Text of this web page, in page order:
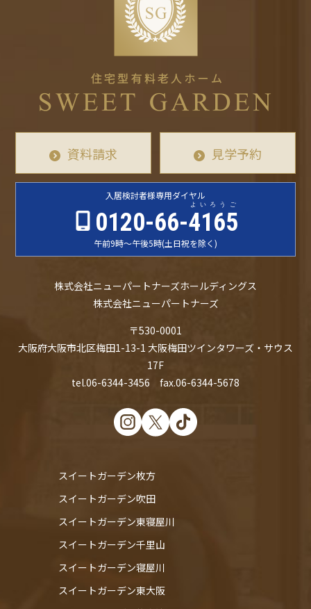
資料請求 見学予約
入居検討者様専用ダイヤル
0120-66-4165
よいろうご
午前9時〜午後5時(土日祝を除く)
株式会社ニューパートナーズホールディングス
株式会社ニューパートナーズ
〒530-0001
大阪府大阪市北区梅田1-13-1 大阪梅田ツインタワーズ・サウス
17F
tel.06-6344-3456 fax.06-6344-5678
スイートガーデン枚方
スイートガーデン吹田
スイートガーデン東寝屋川
スイートガーデン千里山
スイートガーデン寝屋川
スイートガーデン東大阪